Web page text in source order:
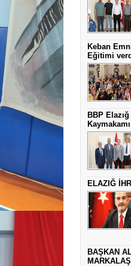
Keban
Eğitimi
BBP
ELAZIĞ
BAŞKAN